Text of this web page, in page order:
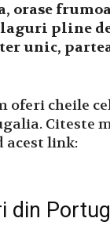
pline
unic,
oferi cheile
Citeste
acest link:
din